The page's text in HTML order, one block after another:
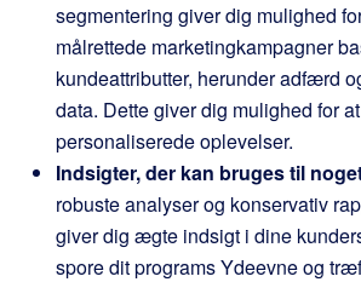
segmentering giver dig mulighed
målrettede marketingkampagner
kundeattributter, herunder adfærd
data. Dette giver dig mulighed for
personaliserede oplevelser.
Indsigter, der kan bruges til
robuste analyser og konservativ
giver dig ægte indsigt i dine
spore dit programs Ydeevne og